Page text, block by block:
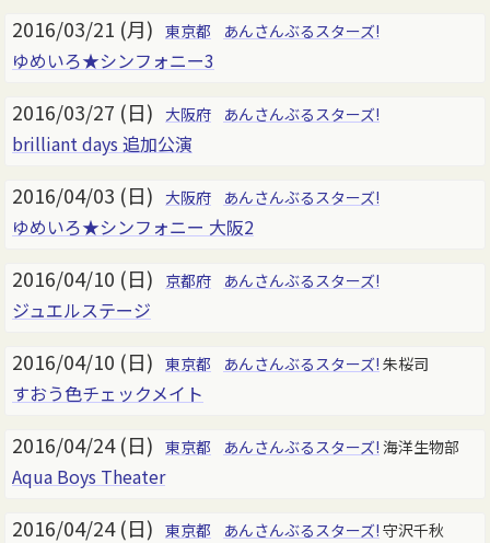
2016/03/21 (月) 東京都 あんさんぶるスターズ!
ゆめいろ★シンフォニー3
2016/03/27 (日) 大阪府 あんさんぶるスターズ!
brilliant days 追加公演
2016/04/03 (日) 大阪府 あんさんぶるスターズ!
ゆめいろ★シンフォニー 大阪2
2016/04/10 (日) 京都府 あんさんぶるスターズ!
ジュエルステージ
2016/04/10 (日) 東京都 あんさんぶるスターズ! 朱桜司
すおう色チェックメイト
2016/04/24 (日) 東京都 あんさんぶるスターズ! 海洋生物部
Aqua Boys Theater
2016/04/24 (日) 東京都 あんさんぶるスターズ! 守沢千秋